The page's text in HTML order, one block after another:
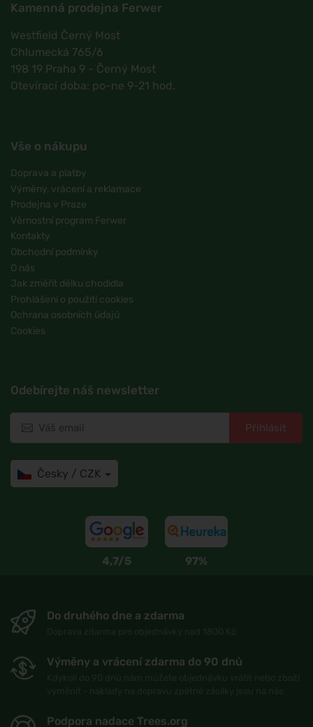
Kamenná prodejna Ferwer
Westfield Černý Most
Chlumecká 765/6
198 19 Praha 9 - Černý Most
Otevírací doba: po-ne 9-21 hod.
Vše o nákupu
Doprava a platby
Výměny, vrácení a reklamace
Prodejna v Praze
Věrnostní program Ferwer
Kontakty
Obchodní podmínky
O nás
Jak změřit délku chodidla
Prohlášení o použití cookies
Ochrana osobních údajů
Cookies
Odebírejte náš newsletter
Přihlásit
Česky / CZK
4,7/5 97%
Do druhého dne a zdarma
Výměny a vrácení zdarma do 90 dnů
Podpora nadace Trees.org